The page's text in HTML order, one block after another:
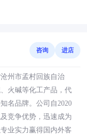
咨询 进店
州市孟村回族自治
火碱等化工产品，代
名品牌。公司自2020
竞争优势，迅速成为
业实力赢得国内外客